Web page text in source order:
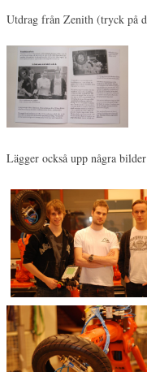
Utdrag från Zenith (tryck på
Lägger också upp några